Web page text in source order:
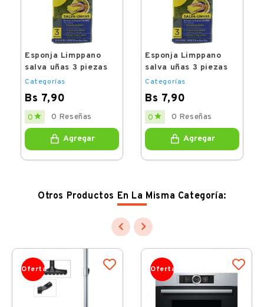
Esponja Limppano
salva uñas 3 piezas
Categorías
Bs 7,90
Price
0  0 Reseñas
Agregar
Esponja Limppano
salva uñas 3 piezas
Categorías
Bs 7,90
Price
0  0 Reseñas
Agregar
Otros Productos En La Misma Categoría:
 
Oferta Oferta